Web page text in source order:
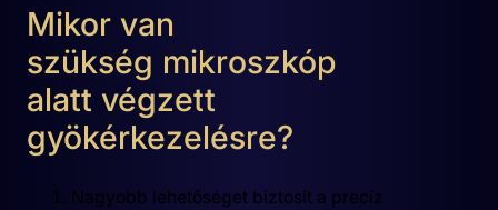
Mikor van
szükség mikroszkóp
alatt végzett
gyökérkezelésre?
Nagyobb lehetőséget biztosít a precíz